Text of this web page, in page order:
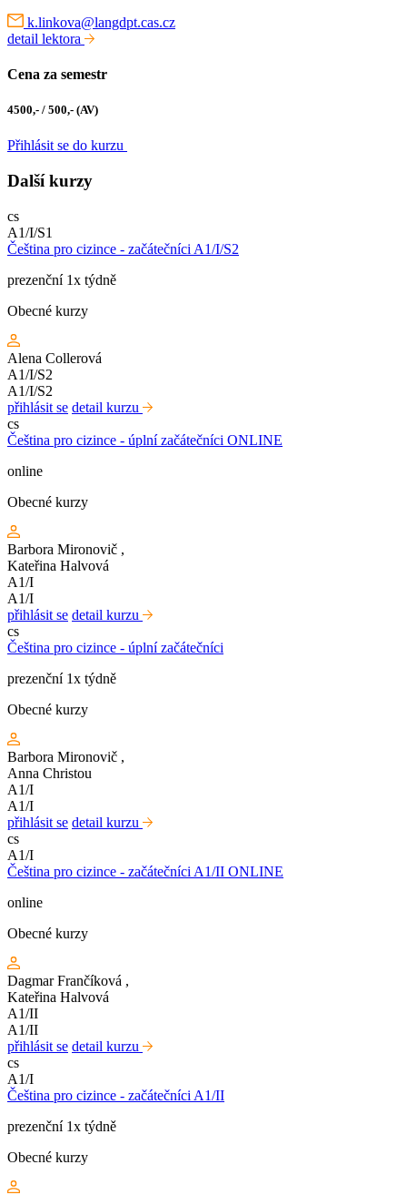
k.linkova@langdpt.cas.cz
detail lektora
Cena za semestr
4500,- / 500,- (AV)
Přihlásit se do kurzu
Další kurzy
cs
A1/I/S1
Čeština pro cizince - začátečníci A1/I/S2
prezenční 1x týdně
Obecné kurzy
Alena Collerová
A1/I/S2
A1/I/S2
přihlásit se detail kurzu
cs
Čeština pro cizince - úplní začátečníci ONLINE
online
Obecné kurzy
Barbora Mironovič ,
Kateřina Halvová
A1/I
A1/I
přihlásit se detail kurzu
cs
Čeština pro cizince - úplní začátečníci
prezenční 1x týdně
Obecné kurzy
Barbora Mironovič ,
Anna Christou
A1/I
A1/I
přihlásit se detail kurzu
cs
A1/I
Čeština pro cizince - začátečníci A1/II ONLINE
online
Obecné kurzy
Dagmar Frančíková ,
Kateřina Halvová
A1/II
A1/II
přihlásit se detail kurzu
cs
A1/I
Čeština pro cizince - začátečníci A1/II
prezenční 1x týdně
Obecné kurzy